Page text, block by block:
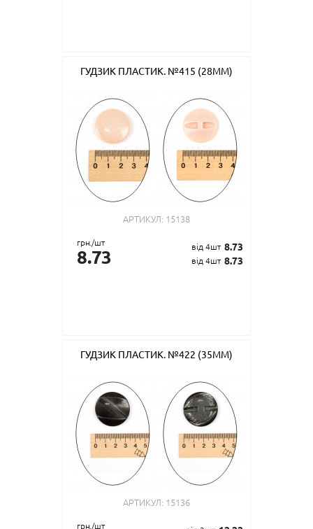
ГУДЗИК ПЛАСТИК. №415 (28ММ)
АРТИКУЛ: 15138
грн./шт
8.73 від 4шт 8.73
від 4шт 8.73
ГУДЗИК ПЛАСТИК. №422 (35ММ)
АРТИКУЛ: 15136
грн./шт